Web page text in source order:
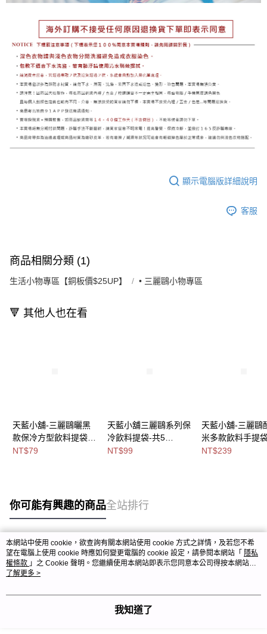
顯示電腦版詳細說明
客服
商品相關分類 (1)
生活小物專區【銅板價$25UP】 • 三麗鷗小物專區
🔻 其他人也在看
天藍小舖-三麗鷗曬黑
款保冷方型飲料提袋-
共4
NT$79
天藍小舖三麗鷗系列保
冷飲料提袋-共5
色-$99【A11114715】
NT$99
天藍小舖-三麗鷗
米多款飲料手提
色-$239【
NT$239
你可能有興趣的商品全站排行
熱門標籤
本網站中使用 cookie，欲查詢有關本網站使用 cookie 方式之詳情，及若您不希
望在電腦上使用 cookie 時應如何變更電腦的 cookie 設定，請參閱本網站「 隱私
權條款 」之 Cookie 聲明。您繼續使用本網站即表示您同意本公司得按本網站使
用條款之 Cookie 聲明使用 cookie。
了解更多 >
我知道了